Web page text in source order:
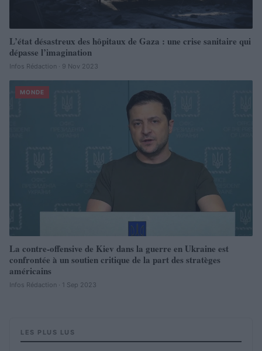
L’état désastreux des hôpitaux de Gaza : une crise sanitaire qui
dépasse l’imagination
Infos Rédaction · 9 Nov 2023
MONDE
La contre-offensive de Kiev dans la guerre en Ukraine est
confrontée à un soutien critique de la part des stratèges
américains
Infos Rédaction · 1 Sep 2023
LES PLUS LUS